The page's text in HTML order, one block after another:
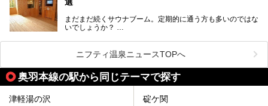
まだまだ続くサウナブーム。定期的に通う方も多いのではな
いでしょうか？
そこでコスパ抜群！1,000円以下でサウナを楽しめる施設を
紹介します。
格安でも充実の施設でサウナを楽しみませんか？
今回は青森県にある1,000円以下のおすすめサウナ施設を紹
ニフティ温泉ニュースTOPへ
奥羽本線の駅から同じテーマで探す
津軽湯の沢 碇ケ関